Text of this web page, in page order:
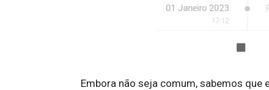
Embora não seja comum, sabemos